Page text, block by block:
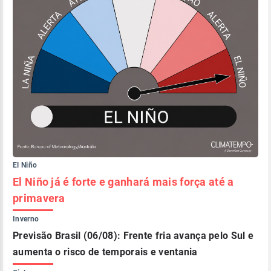
El Niño
El Niño já é forte e ganhará mais força até a
primavera
Inverno
Previsão Brasil (06/08): Frente fria avança pelo Sul e
aumenta o risco de temporais e ventania